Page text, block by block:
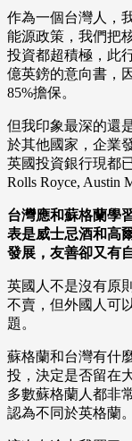
作為一個台灣人，
能源政策，我們把
投資都超積極，此
億英鎊的意向書，
85%擔保。
但我印象最深的還
於其他國家，企業
英國投資銀行現都
Rolls Royce, Austin
台灣應和蘇格蘭學
表是威士忌酒和高
發展，友善卻又有
英國人不是沒有原
不賣，但外國人可
題。
蘇格蘭和台灣有什
投，決定是否留在
多數蘇格蘭人都非
認為不同於英格蘭。